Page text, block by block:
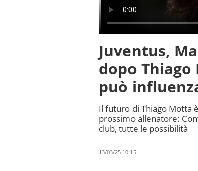
Juventus,
dopo
può
Il futuro di Thiago Motta
prossimo allenatore:
club, tutte le possibilità
13/03/25 10:15